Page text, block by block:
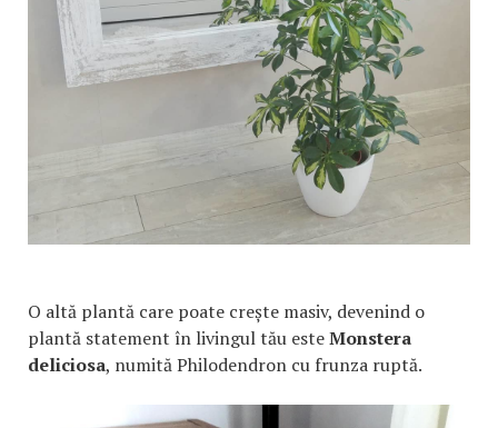
O altă plantă care poate crește masiv, devenind o
plantă statement în livingul tău esteMonstera
deliciosa, numită Philodendron cu frunza ruptă.